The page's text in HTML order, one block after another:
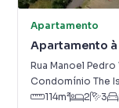
Apartamento
Apartamento à
Rua Manoel Pedro
Condomínio The
114m² 2 3